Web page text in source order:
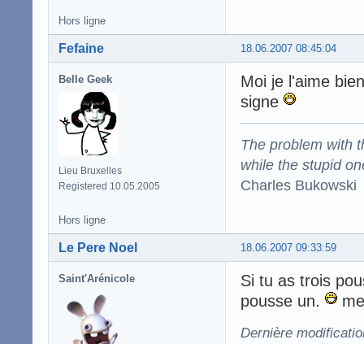
Hors ligne
18.06.2007 08:45:04
Fefaine
Belle Geek
Lieu Bruxelles
Registered 10.05.2005
Moi je l'aime
signe
The problem with
while the stupid
Charles Bukowski
Hors ligne
18.06.2007 09:33:59
Le Pere Noel
Saint'Arénicole
Si tu as trois
pousse un.
Dernière